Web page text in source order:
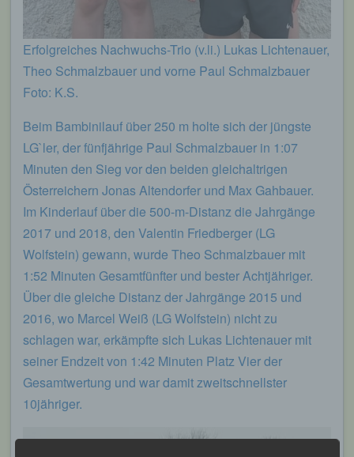
Erfolgreiches Nachwuchs-Trio (v.li.) Lukas Lichtenauer,
Theo Schmalzbauer und vorne Paul Schmalzbauer
Foto: K.S.
Beim Bambinilauf über 250 m holte sich der jüngste
LG`ler, der fünfjährige Paul Schmalzbauer in 1:07
Minuten den Sieg vor den beiden gleichaltrigen
Österreichern Jonas Altendorfer und Max Gahbauer.
Im Kinderlauf über die 500-m-Distanz die Jahrgänge
2017 und 2018, den Valentin Friedberger (LG
Wolfstein) gewann, wurde Theo Schmalzbauer mit
1:52 Minuten Gesamtfünfter und bester Achtjähriger.
Über die gleiche Distanz der Jahrgänge 2015 und
2016, wo Marcel Weiß (LG Wolfstein) nicht zu
schlagen war, erkämpfte sich Lukas Lichtenauer mit
seiner Endzeit von 1:42 Minuten Platz Vier der
Gesamtwertung und war damit zweitschnellster
10jähriger.